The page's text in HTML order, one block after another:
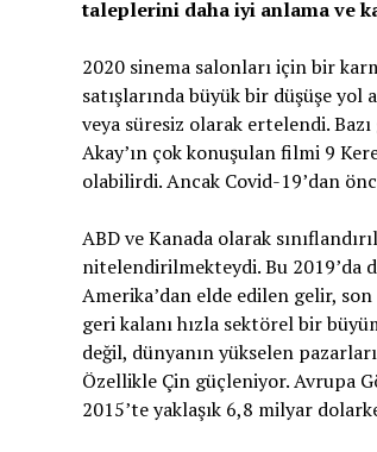
taleplerini daha iyi anlama ve
2020 sinema salonları için bir
satışlarında büyük bir düşüşe
veya süresiz olarak ertelendi.
Akay’ın çok konuşulan filmi 9
olabilirdi. Ancak Covid-19’dan
ABD ve Kanada olarak
nitelendirilmekteydi. Bu 2019’da
Amerika’dan elde edilen gelir,
geri kalanı hızla sektörel bir
değil, dünyanın yükselen
Özellikle Çin güçleniyor. Avrupa
2015’te yaklaşık 6,8 milyar